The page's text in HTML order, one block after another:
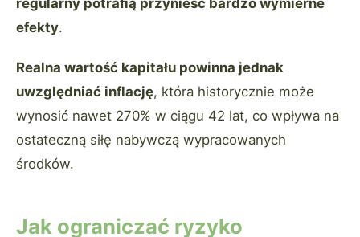
regularny potrafią przynieść bardzo wymierne
efekty.
Realna wartość kapitału powinna jednak
uwzględniać inflację, która historycznie może
wynosić nawet 270% w ciągu 42 lat, co wpływa na
ostateczną siłę nabywczą wypracowanych
środków.
Jak ograniczać ryzyko